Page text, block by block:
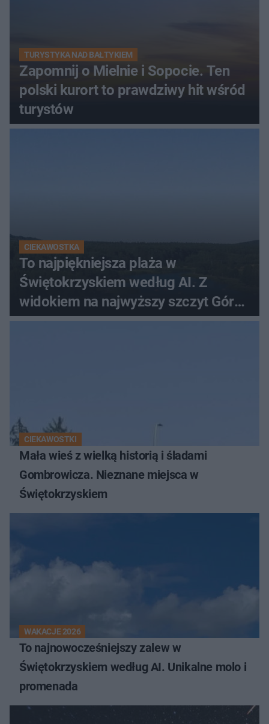
TURYSTYKA NAD BAŁTYKIEM
Zapomnij o Mielnie i Sopocie. Ten
polski kurort to prawdziwy hit wśród
turystów
CIEKAWOSTKA
To najpiękniejsza plaża w
Świętokrzyskiem według AI. Z
widokiem na najwyższy szczyt Gór
Świętokrzyskich
CIEKAWOSTKI
Mała wieś z wielką historią i śladami
Gombrowicza. Nieznane miejsca w
Świętokrzyskiem
WAKACJE 2026
To najnowocześniejszy zalew w
Świętokrzyskiem według AI. Unikalne molo i
promenada